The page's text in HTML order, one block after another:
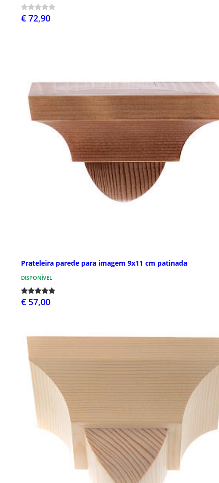
€ 72,90
Prateleira parede para imagem 9x11 cm patinada
DISPONÍVEL
€ 57,00